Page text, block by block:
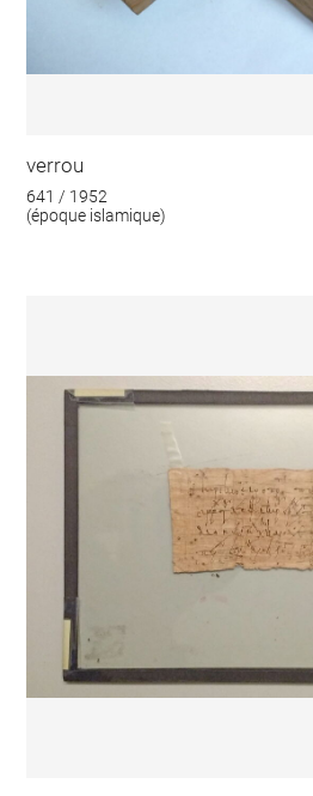
verrou
641 / 1952
(époque islamique)